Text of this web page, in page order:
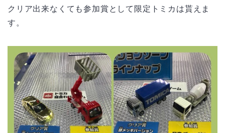
クリア出来なくても参加賞として限定トミカは貰えま
す。